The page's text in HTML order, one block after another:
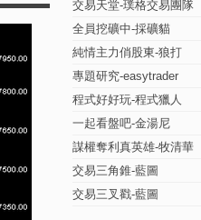
交易天堂-璞格交易團隊
全員挖礦中-採礦貓
純情主力俏股東-狼打
專題研究-easytrader
程式好好玩-程式獵人
一起看盤吧-金湯尼
謀權奪利真英雄-牧清華
交易三角錐-藍圖
交易三叉戳-藍圖